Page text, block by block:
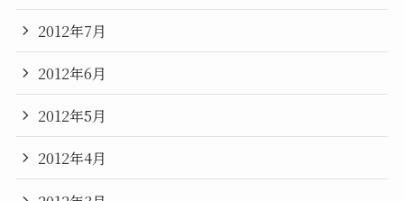
2012年7月
2012年6月
2012年5月
2012年4月